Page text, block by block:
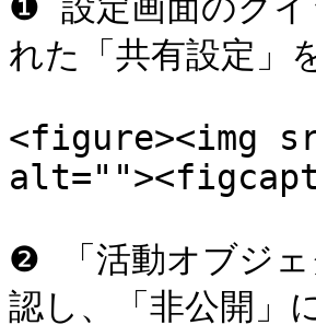
れた「共有設定」
<figure><img
❷ 「活動オブジェ
認し、「非公開」